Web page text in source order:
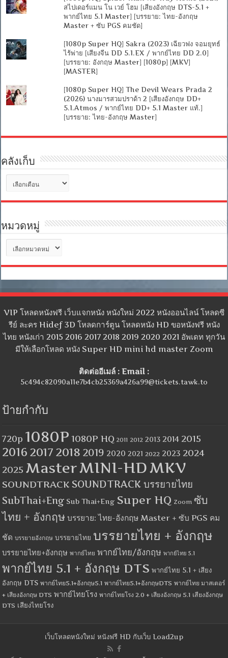
สไปเดอร์แมน โน เวย์ โฮม [เสียงอังกฤษ DTS-5.1 +
พากย์ไทย 5.1 Master] [บรรยาย: ไทย-อังกฤษ
Master + ซับ PGS คมชัด]
[1080p Super HQ] Sakra (2023) เฉียวฟง จอมยุทธ์
ไร้พ่าย [เสียงจีน DD 5.1.EX / พากย์ไทย DD 2.0]
[บรรยาย: อังกฤษ Master] [1080p] [MKV]
[MASTER]
[1080p Super HQ] The Devil Wears Prada 2
(2026) นางมารสวมปราด้า 2 [เสียงอังกฤษ DD+
5.1.Atmos / พากย์ไทย DD+ 5.1 Master แท้.]
[บรรยาย: ไทย-อังกฤษ Master]
คลังเก็บ
เก็บ
หมวดหมู่
หมู่
VIP โหลดหนังฟรี เว็บแจกหนัง หนังใหม่ 2022 หนังออนไลน์ โหลดซี
รีย์ ละคร Hidef 3D โหลดการ์ตูน โหลดหนัง HD ขอหนังฟรี หนัง
ไทย หนังเก่า 2015 2016 2017 2018 2019 2020 2021 อัพเดท ทุกวัน
มีให้เลือกโหลด หนัง Super HD mini hd master Zoom
ติดต่ออีเมล์ : Email :
5c494c82090a11e7b4cb25369a426a99@tickets.tawk.to
ป้ายกำกับ
720p 1080P 1080P HQ 2011 2012 2013 2014 2015
2016 2017 2018 2019 2020 2021 2022 2023 2024
2025 MasterMINI-HDMKV
SOUNDTRACK SOUNDTRACK บรรยายไทย
SubThai+Eng Sub Thai+Eng Super HQ Zoom ซับ
ไทย + อังกฤษ บรรยาย: ไทย-อังกฤษ Master + ซับ PGS คม
ชัด บรรยายอังกฤษ บรรยายไทย บรรยายไทย + อังกฤษ
บรรยายไทย+อังกฤษ พากย์ไทย พากย์ไทย/อังกฤษ พากย์ไทย 5.1
พากย์ไทย 5.1 + อังกฤษ DTS พากย์ไทย 5.1 + เสียง
อังกฤษ DTS พากย์ไทย5.1+อังกฤษ5.1 พากย์ไทย5.1+อังกฤษDTS พากย์ไทย มาสเตอร์
+ เสียงอังกฤษ DTS พากย์ไทยโรง พากย์ไทยโรง 2.0 + เสียงอังกฤษ 5.1 เสียงอังกฤษ
DTS เสียงไทยโรง
เว็บโหลดหนังใหม่ หนังฟรี HD กับเว็บ Load2up